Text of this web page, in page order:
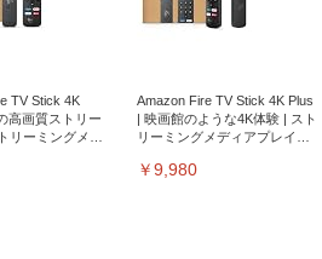
TV Stick 4K
高画質ストリー
リーミングメデ
Amazon Fire TV Stick 4K Plus
| 映画館のような4K体験 | スト
リーミングメディアプレイヤ
￥9,980